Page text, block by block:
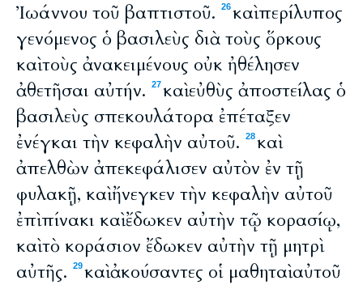
Ἰωάννου τοῦ βαπτιστοῦ.
26καὶ περίλυπος
γενόμενος ὁ βασιλεὺς διὰ τοὺς ὅρκους
καὶ τοὺς ἀνακειμένους οὐκ ἠθέλησεν
ἀθετῆσαι αὐτήν.
27καὶ εὐθὺς ἀποστείλας ὁ
βασιλεὺς σπεκουλάτορα ἐπέταξεν
ἐνέγκαι τὴν κεφαλὴν αὐτοῦ.
28καὶ
ἀπελθὼν ἀπεκεφάλισεν αὐτὸν ἐν τῇ
φυλακῇ, καὶ ἤνεγκεν τὴν κεφαλὴν αὐτοῦ
ἐπὶ πίνακι καὶ ἔδωκεν αὐτὴν τῷ κορασίῳ,
καὶ τὸ κοράσιον ἔδωκεν αὐτὴν τῇ μητρὶ
αὐτῆς.
29καὶ ἀκούσαντες οἱ μαθηταὶ αὐτοῦ